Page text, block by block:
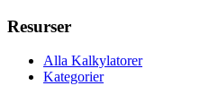
Resurser
Alla Kalkylatorer
Kategorier